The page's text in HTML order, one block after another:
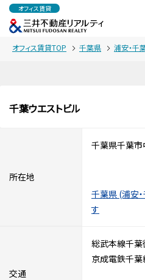
オフィス賃貸
オフィス賃貸TOP 千葉県 浦安・千
千葉ウエストビル
所在地
千葉県千葉市
千葉県 (浦安
す
交通
総武本線千葉
京成電鉄千